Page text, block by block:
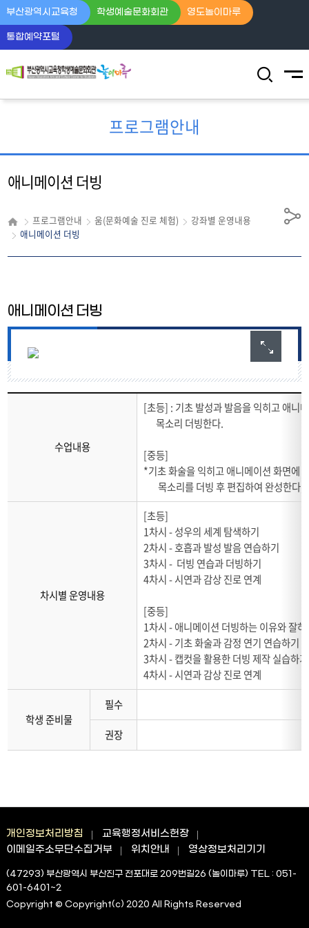
부산광역시교육청 학생예술문화회관 영도놀이마루
통합예약포털
검
색
프로그램안내
애니메이션 더빙
프로그램안내 움(문화예술 진로 체험)
강좌별 운영내용
애니메이션 더빙
공
애니메이션 더빙
수업내용
[초등] : 기초 발성과 발음을 익히고 애니
목소리 더빙한다.
[중등]
*기초 화술을 익히고 애니메이션 화면에
목소리를 더빙 후 편집하여 완성한다,
차시별 운영내용
[초등]
1차시 - 성우의 세계 탐색하기
2차시 - 호흡과 발성 발음 연습하기
3차시 - 더빙 연습과 더빙하기
4차시 - 시연과 감상 진로 연계
[중등]
1차시 - 애니메이션 더빙하는 이유와 잘
2차시 - 기초 화술과 감정 연기 연습하기
3차시 - 캡컷을 활용한 더빙 제작 실습하기
4차시 - 시연과 감상 진로 연계
학생 준비물
필수
권장
개인정보처리방침
교육행정서비스헌장
이메일주소무단수집거부
위치안내 영상정보처리기기
(47293) 부산광역시 부산진구 전포대로 209번길26 (놀이마루) TEL : 051-
601-6401~2
Copyright © Copyright(c) 2020 All Rights Reserved